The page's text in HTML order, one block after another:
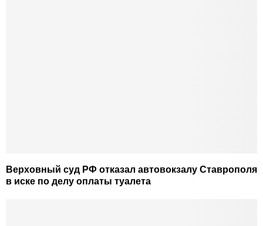
Верховный суд РФ отказал автовокзалу Ставрополя
в иске по делу оплаты туалета